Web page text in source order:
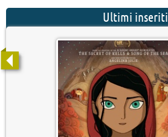
Ultimi inseriti